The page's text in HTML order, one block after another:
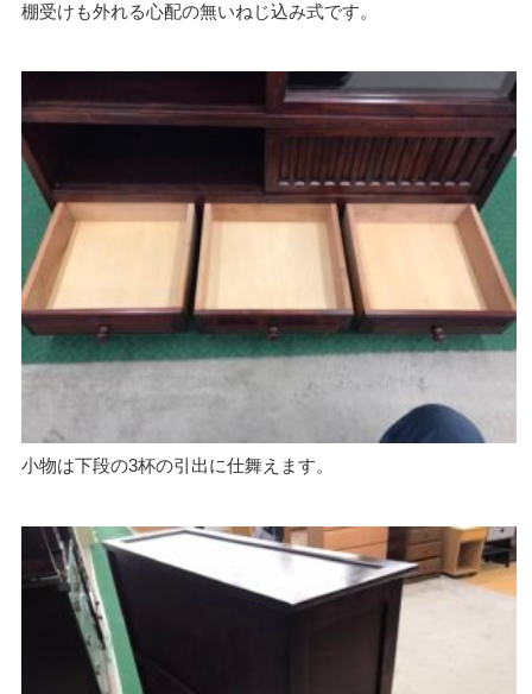
棚受けも外れる心配の無いねじ込み式です。
小物は下段の3杯の引出に仕舞えます。